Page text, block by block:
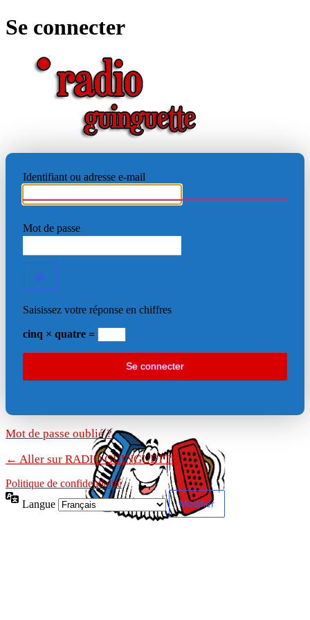
Se connecter
Identifiant ou adresse e-mail
Mot de passe
Saisissez votre réponse en chiffres
cinq × quatre =
Mot de passe oublié ?
← Aller sur RADIO GUINGUETTE
Politique de confidentialité
Langue